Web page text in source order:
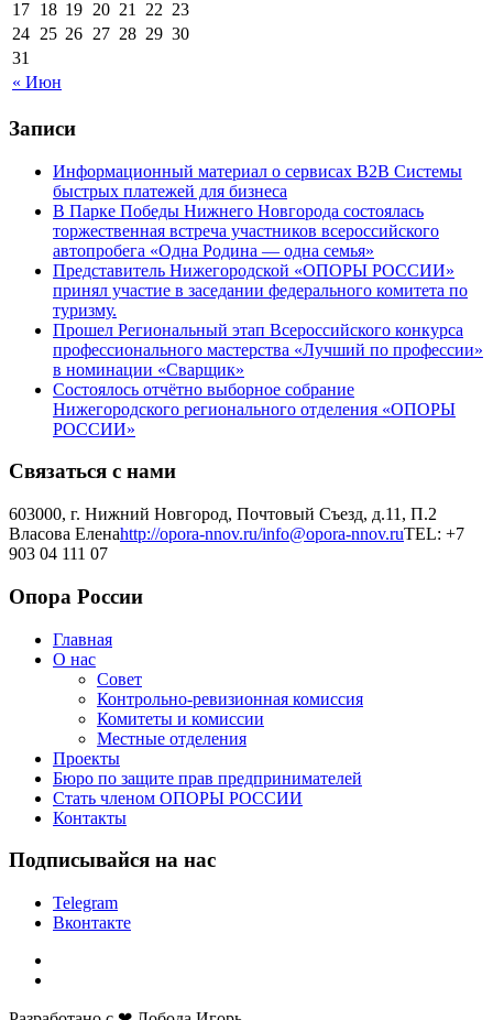
« Июн
17 18 19 20 21 22 23
24 25 26 27 28 29 30
31
Записи
Информационный материал о сервисах В2В Системы
быстрых платежей для бизнеса
В Парке Победы Нижнего Новгорода состоялась
торжественная встреча участников всероссийского
автопробега «Одна Родина — одна семья»
Представитель Нижегородской «ОПОРЫ РОССИИ»
принял участие в заседании федерального комитета по
туризму.
Прошел Региональный этап Всероссийского конкурса
профессионального мастерства «Лучший по профессии»
в номинации «Сварщик»
Состоялось отчётно выборное собрание
Нижегородского регионального отделения «ОПОРЫ
РОССИИ»
Связаться с нами
603000, г. Нижний Новгород, Почтовый Съезд, д.11, П.2
Власова Еленаhttp://opora-nnov.ru/info@opora-nnov.ruTEL: +7
903 04 111 07
Опора России
Главная
О нас
Совет
Контрольно-ревизионная комиссия
Комитеты и комиссии
Местные отделения
Проекты
Бюро по защите прав предпринимателей
Стать членом ОПОРЫ РОССИИ
Контакты
Подписывайся на нас
Telegram
Вконтакте